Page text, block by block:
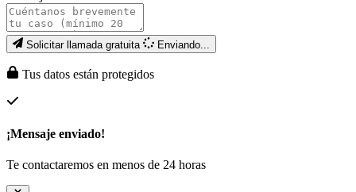
Solicitar llamada gratuita Enviando...
Tus datos están protegidos
¡Mensaje enviado!
Te contactaremos en menos de 24 horas